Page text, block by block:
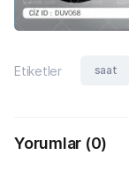
Etiketler saat
Yorumlar (0)